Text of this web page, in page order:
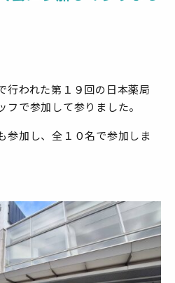
行われた第１９回の日本薬局
で参加して参りました。
参加し、全１０名で参加しま